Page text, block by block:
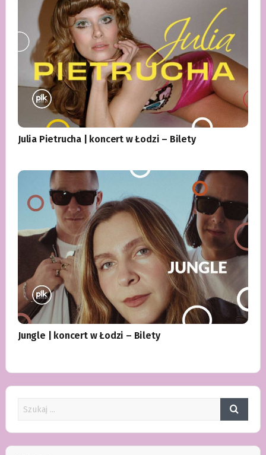
Julia Pietrucha | koncert w Łodzi – Bilety
Jungle | koncert w Łodzi – Bilety